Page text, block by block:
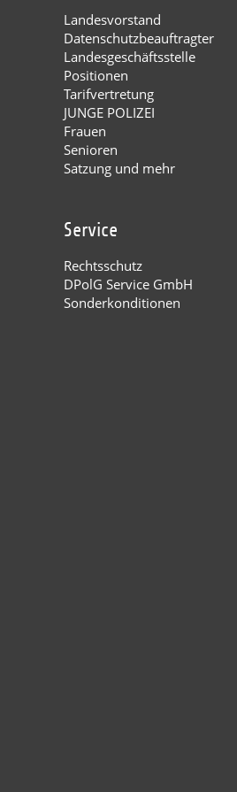
Landesvorstand
Datenschutzbeauftragter
Landesgeschäftsstelle
Positionen
Tarifvertretung
JUNGE POLIZEI
Frauen
Senioren
Satzung und mehr
Service
Rechtsschutz
DPolG Service GmbH
Sonderkonditionen